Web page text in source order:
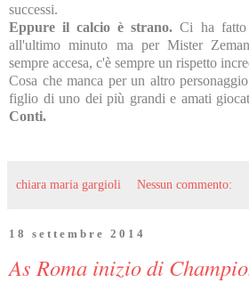
successi.
Eppure il calcio è strano. Ci ha fatto
all'ultimo minuto ma per Mister
sempre accesa, c'è sempre un rispetto
Cosa che manca per un altro
figlio di uno dei più grandi e amati
Conti.
chiara maria gargioli Nessun commento:
18 settembre 2014
As Roma inizio di